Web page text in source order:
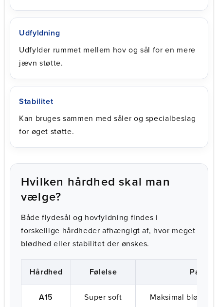
Udfyldning
Udfylder rummet mellem hov og sål for en mere
jævn støtte.
Stabilitet
Kan bruges sammen med såler og specialbeslag
for øget støtte.
Hvilken hårdhed skal man
vælge?
Både flydesål og hovfyldning findes i
forskellige hårdheder afhængigt af, hvor meget
blødhed eller stabilitet der ønskes.
Hårdhed Følelse
A15 Super soft Maksimal